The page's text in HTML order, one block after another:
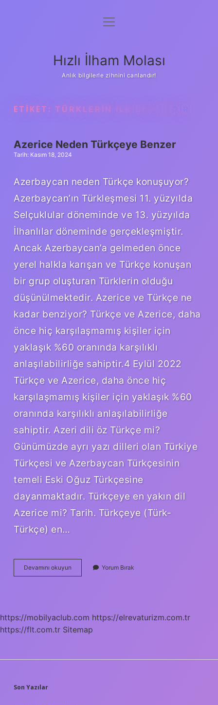
Anasayfa
Yasal Uyarı
menüyü
Hızlı İlham Molası
Anlık bilgilerle zihnini canlandır!
ETIKET: TÜRKLERIN ILK DILI NEDIR
Azerice Neden Türkçeye Benzer
Tarih: Kasım 18, 2024
Azerbaycan neden Türkçe konuşuyor?
Azerbaycan’ın Türkleşmesi 11. yüzyılda
Selçuklular döneminde ve 13. yüzyılda
İlhanlılar döneminde gerçekleşmiştir.
Ancak Azerbaycan’a gelmeden önce
yerel halkla karışan ve Türkçe konuşan
bir grup oluşturan Türklerin olduğu
düşünülmektedir. Azerice ve Türkçe ne
kadar benziyor? Türkçe ve Azerice, daha
önce hiç karşılaşmamış kişiler için
yaklaşık %60 oranında karşılıklı
anlaşılabilirliğe sahiptir.4 Eylül 2022
Türkçe ve Azerice, daha önce hiç
karşılaşmamış kişiler için yaklaşık %60
oranında karşılıklı anlaşılabilirliğe
sahiptir. Azeri dili öz Türkçe mi?
Günümüzde ayrı yazı dilleri olan Türkiye
Türkçesi ve Azerbaycan Türkçesinin
temeli Eski Oğuz Türkçesine
dayanmaktadır. Türkçeye en yakın dil
Azerice mi? Tarih. Türkçeye (Türk-
Türkçe) en…
Devamını okuyun
Neden
Yorum Bırak
https://mobilyaclub.com https://elrevaturizm.com.tr
https://flt.com.tr Sitemap
SIDEBAR
Son Yazılar